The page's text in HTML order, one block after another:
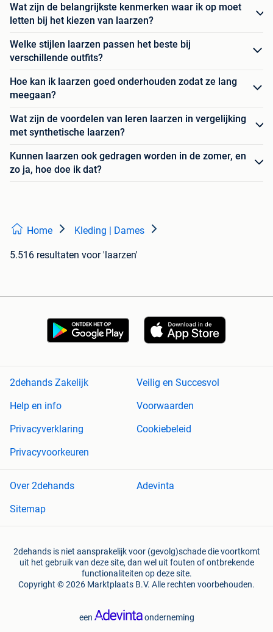
Wat zijn de belangrijkste kenmerken waar ik op moet
letten bij het kiezen van laarzen?
Welke stijlen laarzen passen het beste bij
verschillende outfits?
Hoe kan ik laarzen goed onderhouden zodat ze lang
meegaan?
Wat zijn de voordelen van leren laarzen in vergelijking
met synthetische laarzen?
Kunnen laarzen ook gedragen worden in de zomer, en
zo ja, hoe doe ik dat?
Home Kleding | Dames
5.516 resultaten voor 'laarzen'
2dehands Zakelijk
Veilig en Succesvol
Help en info
Voorwaarden
Privacyverklaring
Cookiebeleid
Privacyvoorkeuren
Over 2dehands
Adevinta
Sitemap
2dehands is niet aansprakelijk voor (gevolg)schade die voortkomt
uit het gebruik van deze site, dan wel uit fouten of ontbrekende
functionaliteiten op deze site.
Copyright © 2026 Marktplaats B.V. Alle rechten voorbehouden.
een onderneming